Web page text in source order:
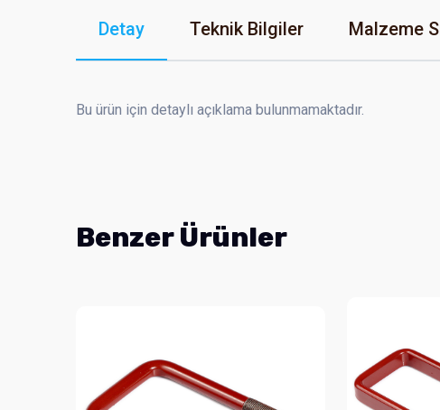
Detay Teknik Bilgiler Malzeme
Bu ürün için detaylı açıklama bulunmamaktadır.
Benzer Ürünler